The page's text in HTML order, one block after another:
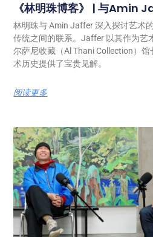
《林明珠博客》 | 与Amin
林明珠与 Amin Jaffer 深入探讨艺术
传统之间的联系。Jaffer 以其作为艺
尔萨尼收藏（Al Thani Collection）
术历史提供了宝贵见解。
阅读更多